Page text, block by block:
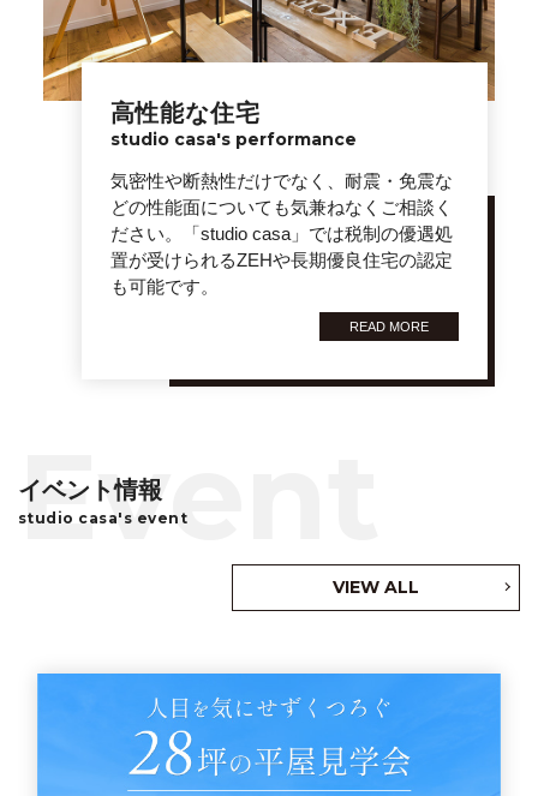
高性能な住宅
studio casa's performance
気密性や断熱性だけでなく、耐震・免震な
どの性能面についても気兼ねなくご相談く
ださい。「studio casa」では税制の優遇処
置が受けられるZEHや長期優良住宅の認定
も可能です。
READ MORE
イベント情報
studio casa's event
VIEW ALL